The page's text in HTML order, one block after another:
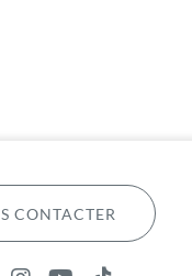
CONTACTER